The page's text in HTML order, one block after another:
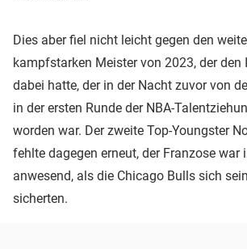
Dies aber fiel nicht leicht gegen den
kampfstarken Meister von 2023, der den
dabei hatte, der in der Nacht zuvor von
in der ersten Runde der NBA-
worden war. Der zweite Top-Youngster
fehlte dagegen erneut, der Franzose war
anwesend, als die Chicago Bulls sich
sicherten.